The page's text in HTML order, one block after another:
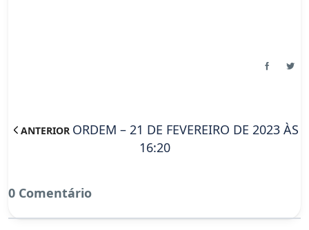
ANTERIOR ORDEM – 21 DE FEVEREIRO DE 2023 ÀS
16:20
0 Comentário